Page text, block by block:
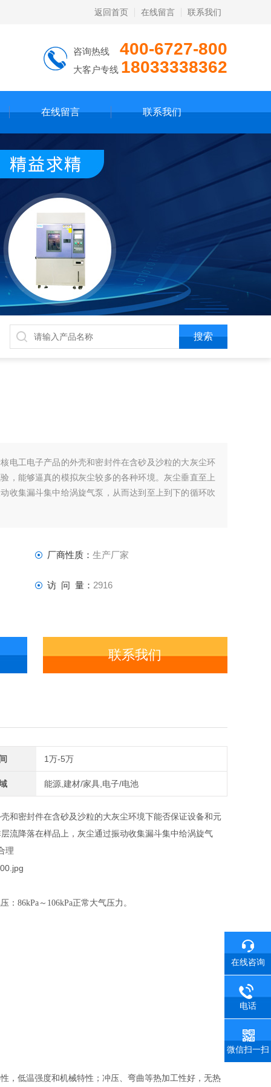
返回首页 在线留言 联系我们
咨询热线 400-6727-800
大客户专线 18033338362
在线留言 联系我们
电工电子产品的外壳和密封件在含砂及沙粒的大灰尘环
，能够逼真的模拟灰尘较多的各种环境。灰尘垂直至上
收集漏斗集中给涡旋气泵，从而达到至上到下的循环吹
厂商性质： 生产厂家
访 问 量： 2916
联系我们
1万-5万
能源,建材/家具,电子/电池
和密封件在含砂及沙粒的大灰尘环境下能否保证设备和元
流降落在样品上，灰尘通过振动收集漏斗集中给涡旋气
理
86kPa～106kPa正常大气压力。
，低温强度和机械特性；冲压、弯曲等热加工性好，无热
在线咨询
电话
微信扫一扫